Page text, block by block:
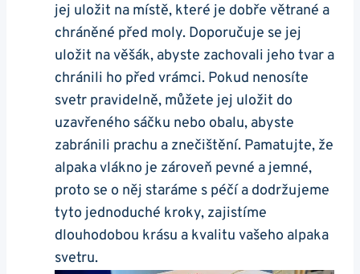
jej uložit na⁤ místě, které je dobře větrané a
chráněné před moly. Doporučuje ‌se jej‍
uložit na věšák, abyste zachovali jeho tvar a⁣
chránili ho před vrámci. Pokud nenosíte​
svetr pravidelně, ‌můžete jej uložit do⁢
uzavřeného sáčku ​nebo obalu, abyste⁤
zabránili prachu a‌ znečištění. Pamatujte, že
alpaka vlákno je zároveň pevné a ⁣jemné,
proto se o něj staráme s⁢ péčí a dodržujeme
tyto​ jednoduché kroky,‍ zajistíme‌
dlouhodobou krásu a kvalitu vašeho alpaka⁢
svetru.